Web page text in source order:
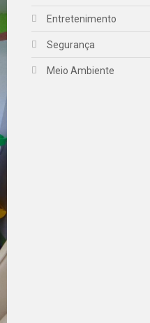
Entretenimento
Segurança
Meio Ambiente